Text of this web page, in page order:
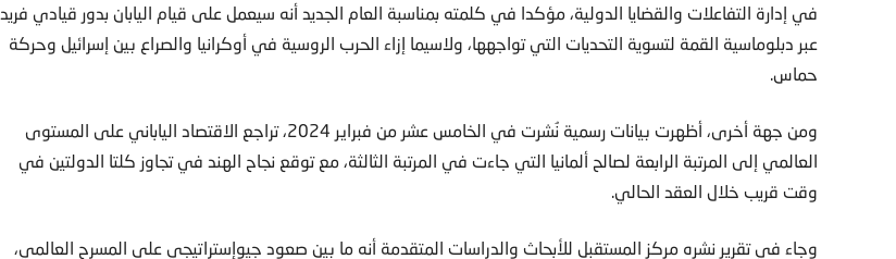
في إدارة التفاعلات والقضايا الدولية، مؤكدا في كلمته بمناسبة العام الجديد أنه سيعمل على قيام اليابان بدور قيادي فريد
عبر دبلوماسية القمة لتسوية التحديات التي تواجهها، ولاسيما إزاء الحرب الروسية في أوكرانيا والصراع بين إسرائيل وحركة
حماس.
ومن جهة أخرى، أظهرت بيانات رسمية نُشرت في الخامس عشر من فبراير 2024، تراجع الاقتصاد الياباني على المستوى
العالمي إلى المرتبة الرابعة لصالح ألمانيا التي جاءت في المرتبة الثالثة، مع توقع نجاح الهند في تجاوز كلتا الدولتين في
وقت قريب خلال العقد الحالي.
وجاء في تقرير نشره مركز المستقبل للأبحاث والدراسات المتقدمة أنه ما بين صعود جيوإستراتيجي على المسرح العالمي،